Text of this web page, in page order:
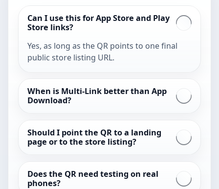
Can I use this for App Store and Play
Store links?
Yes, as long as the QR points to one final
public store listing URL.
When is Multi-Link better than App
Download?
Should I point the QR to a landing
page or to the store listing?
Does the QR need testing on real
phones?